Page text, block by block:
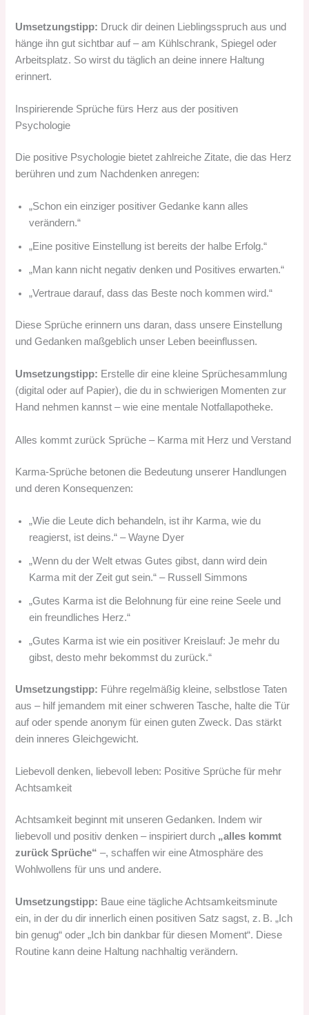
Umsetzungstipp: Druck dir deinen Lieblingsspruch aus und
hänge ihn gut sichtbar auf – am Kühlschrank, Spiegel oder
Arbeitsplatz. So wirst du täglich an deine innere Haltung
erinnert.
Inspirierende Sprüche fürs Herz aus der positiven
Psychologie
Die positive Psychologie bietet zahlreiche Zitate, die das Herz
berühren und zum Nachdenken anregen:
„Schon ein einziger positiver Gedanke kann alles
verändern.“
„Eine positive Einstellung ist bereits der halbe Erfolg.“
„Man kann nicht negativ denken und Positives erwarten.“
„Vertraue darauf, dass das Beste noch kommen wird.“
Diese Sprüche erinnern uns daran, dass unsere Einstellung
und Gedanken maßgeblich unser Leben beeinflussen.
Umsetzungstipp: Erstelle dir eine kleine Sprüchesammlung
(digital oder auf Papier), die du in schwierigen Momenten zur
Hand nehmen kannst – wie eine mentale Notfallapotheke.
Alles kommt zurück Sprüche – Karma mit Herz und Verstand
Karma-Sprüche betonen die Bedeutung unserer Handlungen
und deren Konsequenzen:
„Wie die Leute dich behandeln, ist ihr Karma, wie du
reagierst, ist deins.“ – Wayne Dyer
„Wenn du der Welt etwas Gutes gibst, dann wird dein
Karma mit der Zeit gut sein.“ – Russell Simmons
„Gutes Karma ist die Belohnung für eine reine Seele und
ein freundliches Herz.“
„Gutes Karma ist wie ein positiver Kreislauf: Je mehr du
gibst, desto mehr bekommst du zurück.“
Umsetzungstipp: Führe regelmäßig kleine, selbstlose Taten
aus – hilf jemandem mit einer schweren Tasche, halte die Tür
auf oder spende anonym für einen guten Zweck. Das stärkt
dein inneres Gleichgewicht.
Liebevoll denken, liebevoll leben: Positive Sprüche für mehr
Achtsamkeit
Achtsamkeit beginnt mit unseren Gedanken. Indem wir
liebevoll und positiv denken – inspiriert durch „alles kommt
zurück Sprüche“ –, schaffen wir eine Atmosphäre des
Wohlwollens für uns und andere.
Umsetzungstipp: Baue eine tägliche Achtsamkeitsminute
ein, in der du dir innerlich einen positiven Satz sagst, z. B. „Ich
bin genug“ oder „Ich bin dankbar für diesen Moment“. Diese
Routine kann deine Haltung nachhaltig verändern.